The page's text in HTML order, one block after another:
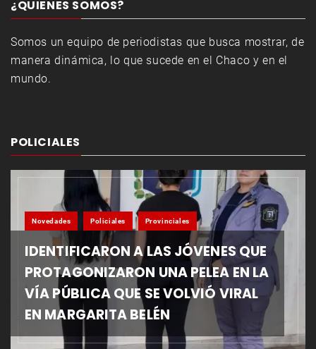
¿QUIENES SOMOS?
Somos un equipo de periodistas que busca mostrar, de
manera dinámica, lo que sucede en el Chaco y en el
mundo.
POLICIALES
Novedades Policiales Provinciales
IDENTIFICARON A LAS JÓVENES QUE
PROTAGONIZARON UNA PELEA EN LA
VÍA PÚBLICA QUE SE VOLVIÓ VIRAL
EN MARGARITA BELÉN